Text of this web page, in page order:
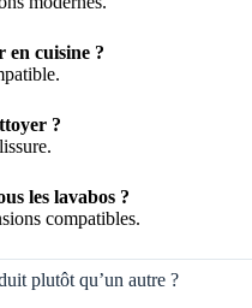
en cuisine ?
?
les lavabos ?
compatibles.
plutôt qu’un autre ?